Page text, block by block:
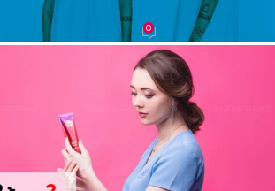
น้ำหอม On 24/05/2023 0